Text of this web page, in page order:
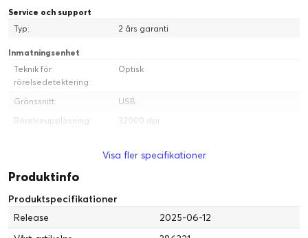
JUSTERBAR DPI, 10-UNIT
Service och support
Typ:
2 års garanti
Inmatningsenhet
Teknik för
rörelsedetektering:
Optisk
Gränssnitt:
USB
Rörelseupplösning:
32000 dpi
5
Anslutningsteknik:
Systemkrav
Operativsystem
erfordras:
Microsoft Windows 7 eller senare, Linux,
Apple MacOS
Visa fler specifikationer
Produktinfo
Produktspecifikationer
Release
2025-06-12